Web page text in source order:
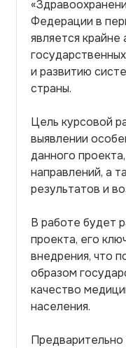
Федерации в
является крайне
и развитию
страны.
Цель курсовой
выявлении
данного
направлений, а
результатов и
В работе будет
проекта, его
внедрения, что
образом
качество
населения.
Предварительно